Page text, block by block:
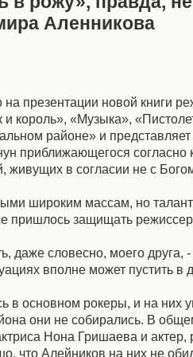
Аленникова
презентации новой книги
король», «Музыка»,
районе» и
приближающегося
в согласии не с
широким массам, но
пришлось защищать
даже словесно, моего друга,
вполне может пустить в
в основном рокеры, и на них
они не собирались. В
Нона Гришаева и
что Алейников на них не